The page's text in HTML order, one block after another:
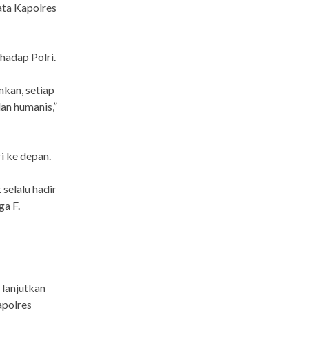
Kapolres
Polri.
setiap
humanis,”
ke depan.
hadir
F.
lanjutkan